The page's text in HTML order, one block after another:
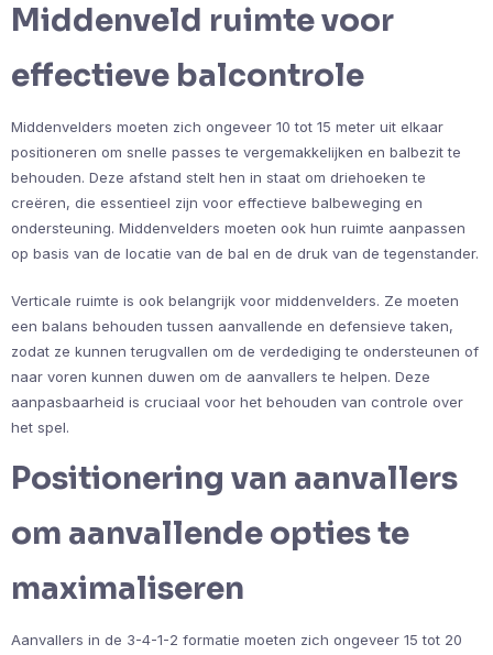
Middenveld ruimte voor
effectieve balcontrole
Middenvelders moeten zich ongeveer 10 tot 15 meter uit elkaar
positioneren om snelle passes te vergemakkelijken en balbezit te
behouden. Deze afstand stelt hen in staat om driehoeken te
creëren, die essentieel zijn voor effectieve balbeweging en
ondersteuning. Middenvelders moeten ook hun ruimte aanpassen
op basis van de locatie van de bal en de druk van de tegenstander.
Verticale ruimte is ook belangrijk voor middenvelders. Ze moeten
een balans behouden tussen aanvallende en defensieve taken,
zodat ze kunnen terugvallen om de verdediging te ondersteunen of
naar voren kunnen duwen om de aanvallers te helpen. Deze
aanpasbaarheid is cruciaal voor het behouden van controle over
het spel.
Positionering van aanvallers
om aanvallende opties te
maximaliseren
Aanvallers in de 3-4-1-2 formatie moeten zich ongeveer 15 tot 20